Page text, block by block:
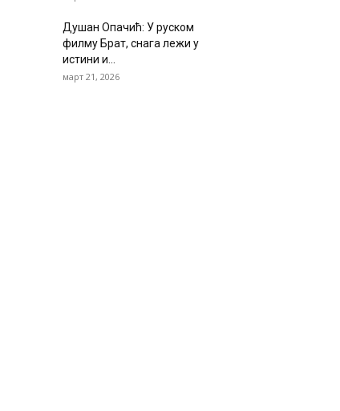
Душан Опачић: У руском
филму Брат, снага лежи у
истини и...
март 21, 2026